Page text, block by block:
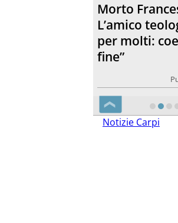
Morto
L’amico
per molti:
fine”
❮
Notizie Carpi